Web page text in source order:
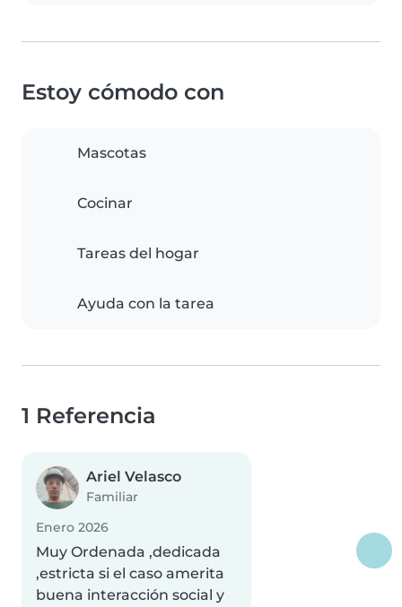
Estoy cómodo con
Mascotas
Cocinar
Tareas del hogar
Ayuda con la tarea
1 Referencia
Ariel Velasco
Familiar
Enero 2026
Muy Ordenada ,dedicada
,estricta si el caso amerita
buena interacción social y